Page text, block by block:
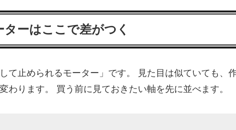
ーはここで差がつく
て止められるモーター」です。 見た目は似ていても、
わります。 買う前に見ておきたい軸を先に並べます。